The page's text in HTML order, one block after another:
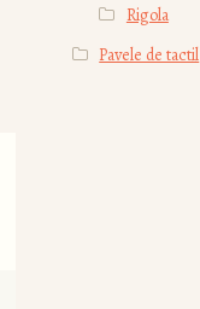
Rigola
Pavele de tactil